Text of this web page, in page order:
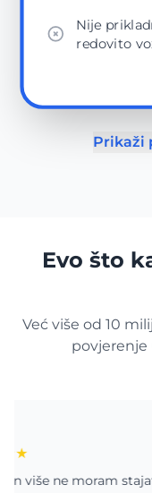
Nije
redovito
Prikaži
Evo što
Već više od 10
povjerenje
ne moram stajati u